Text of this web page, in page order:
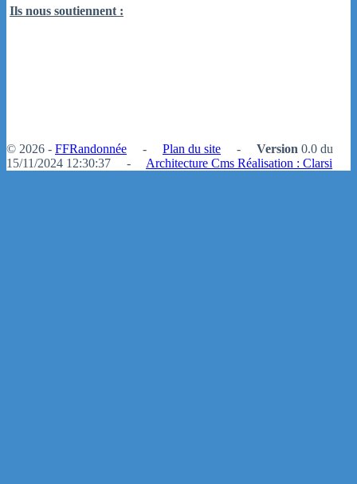
Ils nous soutiennent :
© 2026 - FFRandonnée - Plan du site - Version 0.0 du
15/11/2024 12:30:37 - Architecture Cms Réalisation : Clarsi